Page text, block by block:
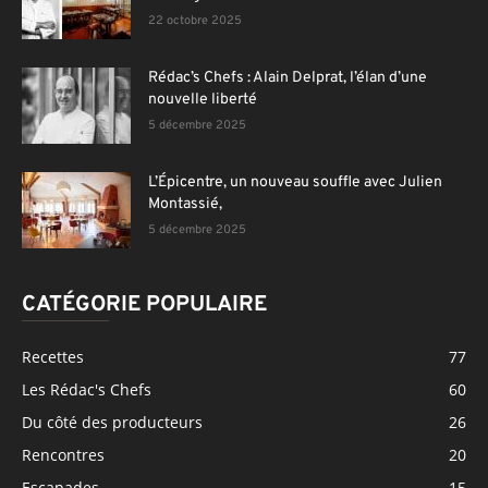
22 octobre 2025
Rédac’s Chefs : Alain Delprat, l’élan d’une
nouvelle liberté
5 décembre 2025
L’Épicentre, un nouveau souffle avec Julien
Montassié,
5 décembre 2025
CATÉGORIE POPULAIRE
Recettes
77
Les Rédac's Chefs
60
Du côté des producteurs
26
Rencontres
20